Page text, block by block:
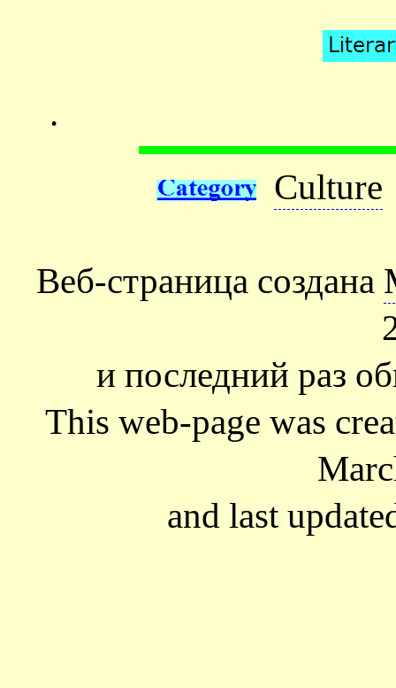
.
Culture
Веб-страница создана
и последний раз
This web-page was
and last